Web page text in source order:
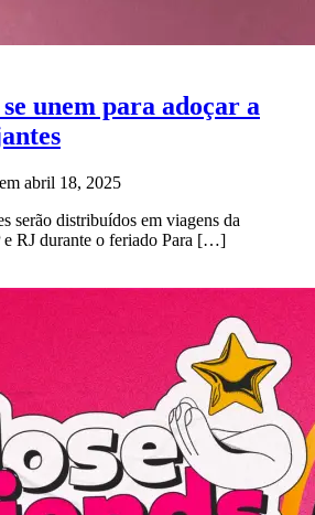
unem para adoçar a
abril 18, 2025
serão distribuídos em viagens da
e RJ durante o feriado Para […]